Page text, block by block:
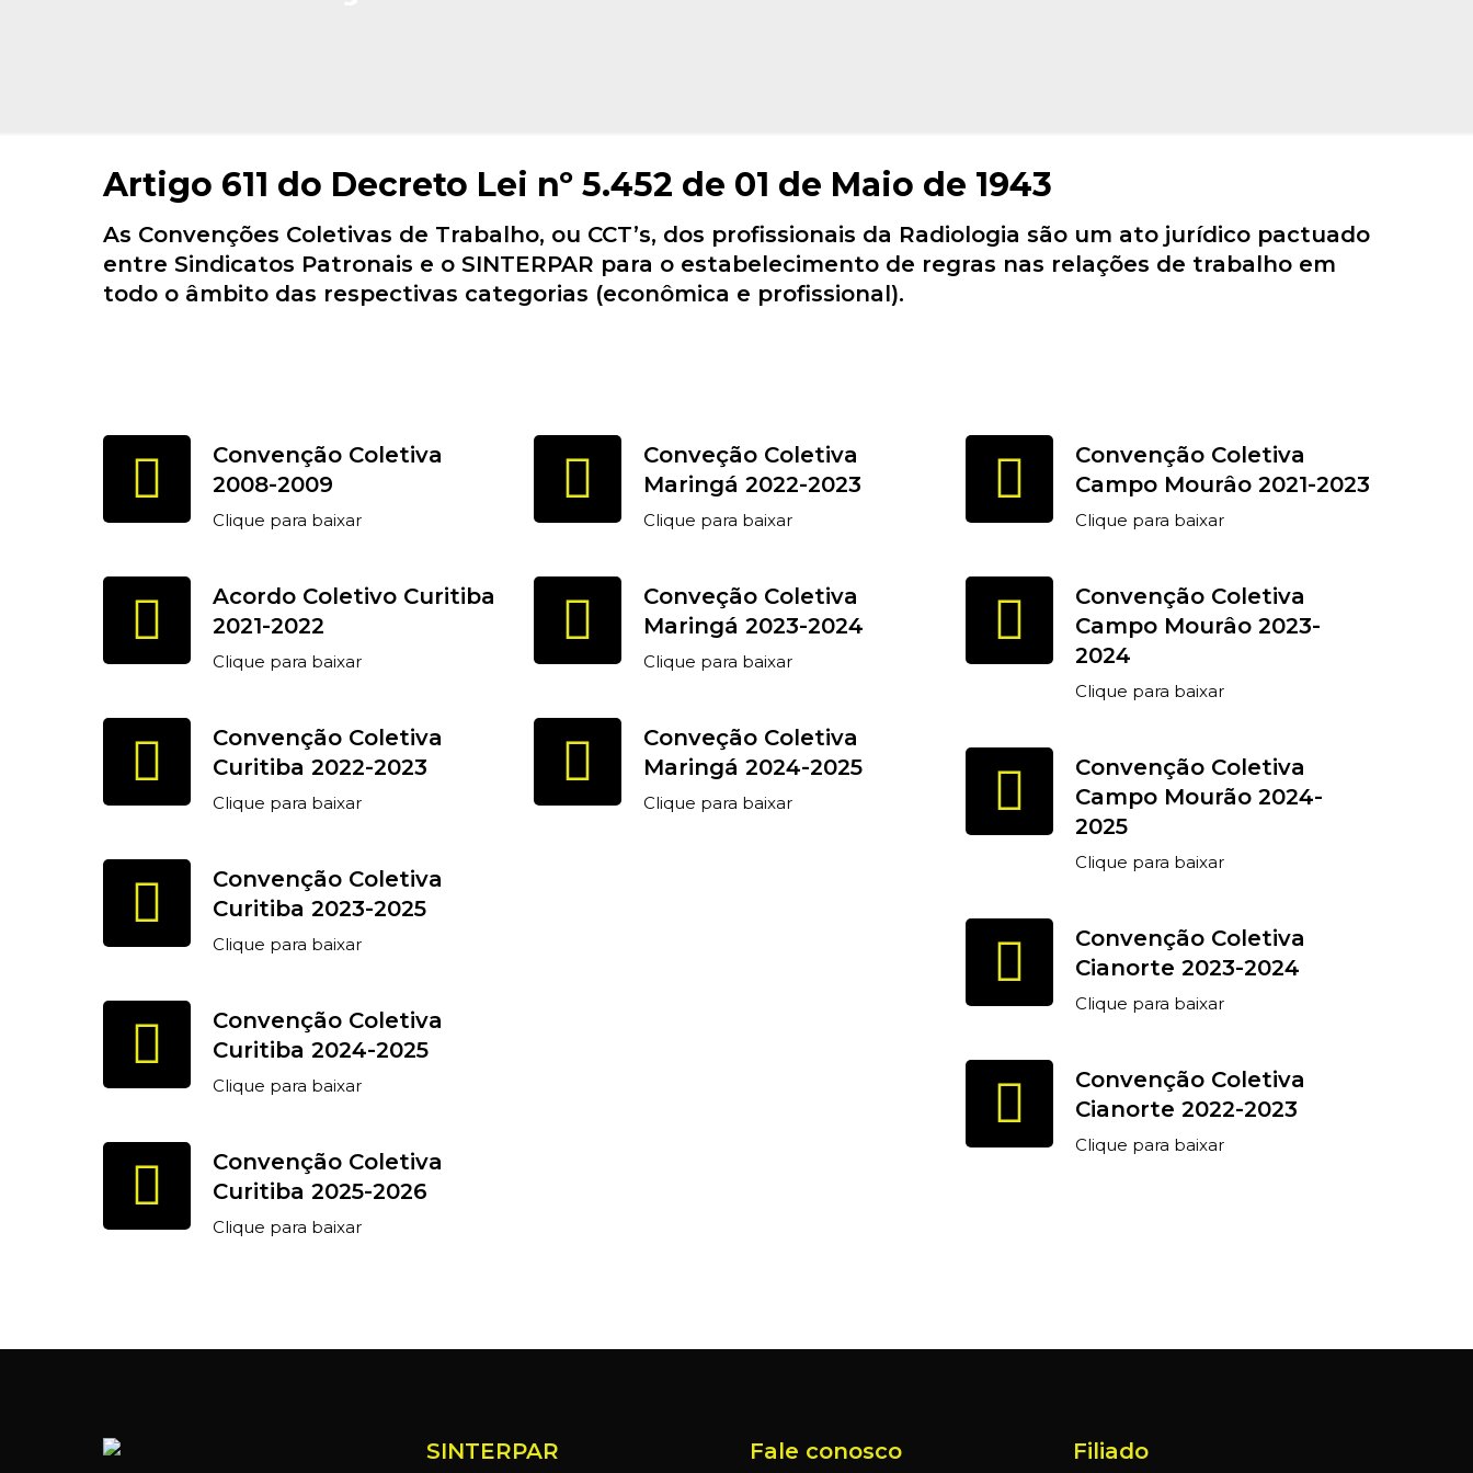
Artigo 611 do Decreto Lei nº 5.452 de 01 de Maio de 1943
As Convenções Coletivas de Trabalho, ou CCT’s, dos profissionais da Radiologia são um ato jurídico pactuado
entre Sindicatos Patronais e o SINTERPAR para o estabelecimento de regras nas relações de trabalho em
todo o âmbito das respectivas categorias (econômica e profissional).
Convenção Coletiva
2008-2009
Clique para baixar
Acordo Coletivo Curitiba
2021-2022
Clique para baixar
Convenção Coletiva
Curitiba 2022-2023
Clique para baixar
Convenção Coletiva
Curitiba 2023-2025
Clique para baixar
Convenção Coletiva
Curitiba 2024-2025
Clique para baixar
Convenção Coletiva
Curitiba 2025-2026
Clique para baixar
Conveção Coletiva
Maringá 2022-2023
Clique para baixar
Conveção Coletiva
Maringá 2023-2024
Clique para baixar
Conveção Coletiva
Maringá 2024-2025
Clique para baixar
Convenção Coletiva
Campo Mourâo 2021-2023
Clique para baixar
Convenção Coletiva
Campo Mourâo 2023-
2024
Clique para baixar
Convenção Coletiva
Campo Mourão 2024-
2025
Clique para baixar
Convenção Coletiva
Cianorte 2023-2024
Clique para baixar
Convenção Coletiva
Cianorte 2022-2023
Clique para baixar
SINTERPAR Fale conosco Filiado